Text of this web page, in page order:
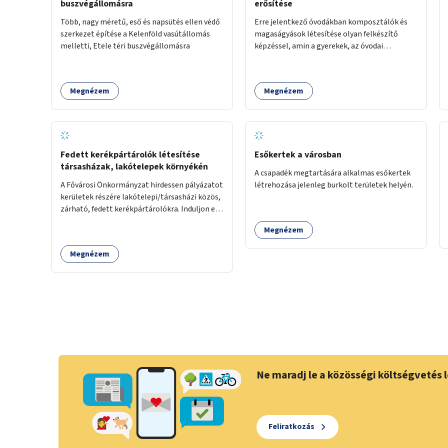
buszvégállomásra
Több, nagy méretű, eső és napsütés ellen védő
szerkezet építése a Kelenföld vasútállomás
melletti, Etele téri buszvégállomásra
Megnézem
Fedett kerékpártárolók létesítése
társasházak, lakótelepek környékén
A Fővárosi Önkormányzat hirdessen pályázatot
kerületek részére lakótelepi/társasházi közös,
zárható, fedett kerékpártárolókra. Induljon egy
számára az üzemeltetés.
Megnézem
erősítése
Erre jelentkező óvodákban komposztálók és
magaságyások létesítése olyan felkészítő
képzéssel, amin a gyerekek, az óvodai
Megnézem
Esőkertek a városban
A csapadék megtartására alkalmas esőkertek
létrehozása jelenleg burkolt területek helyén.
Megnézem
Ne maradj le a közösségi
Feliratkozás